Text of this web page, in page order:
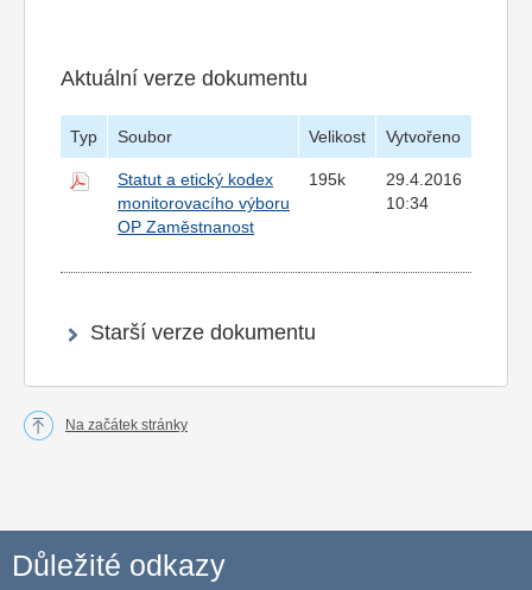
Aktuální verze dokumentu
Typ Soubor Velikost Vytvořeno
Statut a etický kodex
monitorovacího výboru
OP Zaměstnanost
195k
29.4.2016
10:34
Starší verze dokumentu
Na začátek stránky
Důležité odkazy